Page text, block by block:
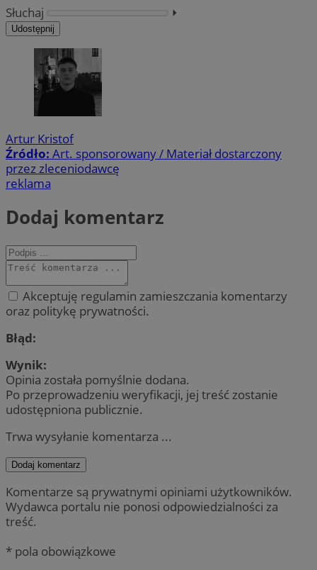
Słuchaj
⏵︎
Udostępnij
Artur Kristof
Źródło: Art. sponsorowany / Materiał dostarczony
przez zleceniodawcę
reklama
Dodaj komentarz
Akceptuję regulamin zamieszczania komentarzy
oraz politykę prywatności.
Błąd:
Wynik:
Opinia została pomyślnie dodana.
Po przeprowadzeniu weryfikacji, jej treść zostanie
udostępniona publicznie.
Trwa wysyłanie komentarza ...
Dodaj komentarz
Komentarze są prywatnymi opiniami użytkowników.
Wydawca portalu nie ponosi odpowiedzialności za
treść.
* pola obowiązkowe